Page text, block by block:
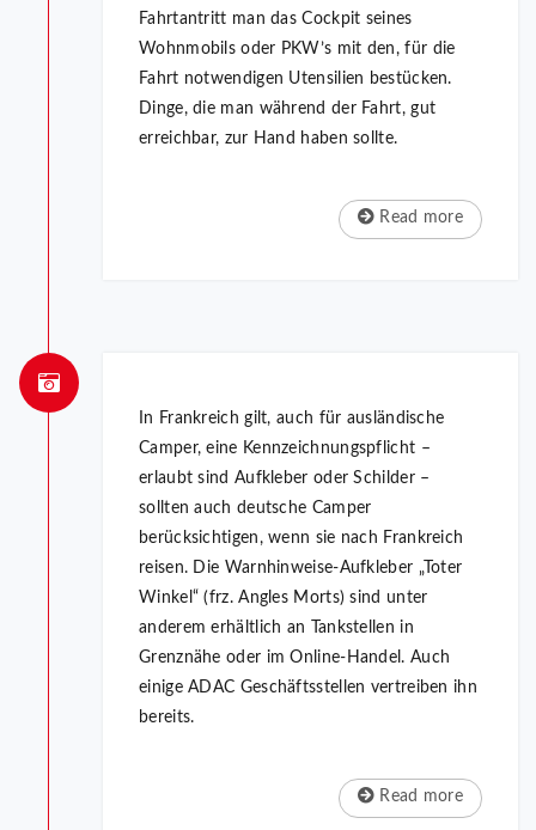
Fahrtantritt man das Cockpit seines
Wohnmobils oder PKW’s mit den, für die
Fahrt notwendigen Utensilien bestücken.
Dinge, die man während der Fahrt, gut
erreichbar, zur Hand haben sollte.
Read more
In Frankreich gilt, auch für ausländische
Camper, eine Kennzeichnungspflicht –
erlaubt sind Aufkleber oder Schilder –
sollten auch deutsche Camper
berücksichtigen, wenn sie nach Frankreich
reisen. Die Warnhinweise-Aufkleber „Toter
Winkel“ (frz. Angles Morts) sind unter
anderem erhältlich an Tankstellen in
Grenznähe oder im Online-Handel. Auch
einige ADAC Geschäftsstellen vertreiben ihn
bereits.
Read more